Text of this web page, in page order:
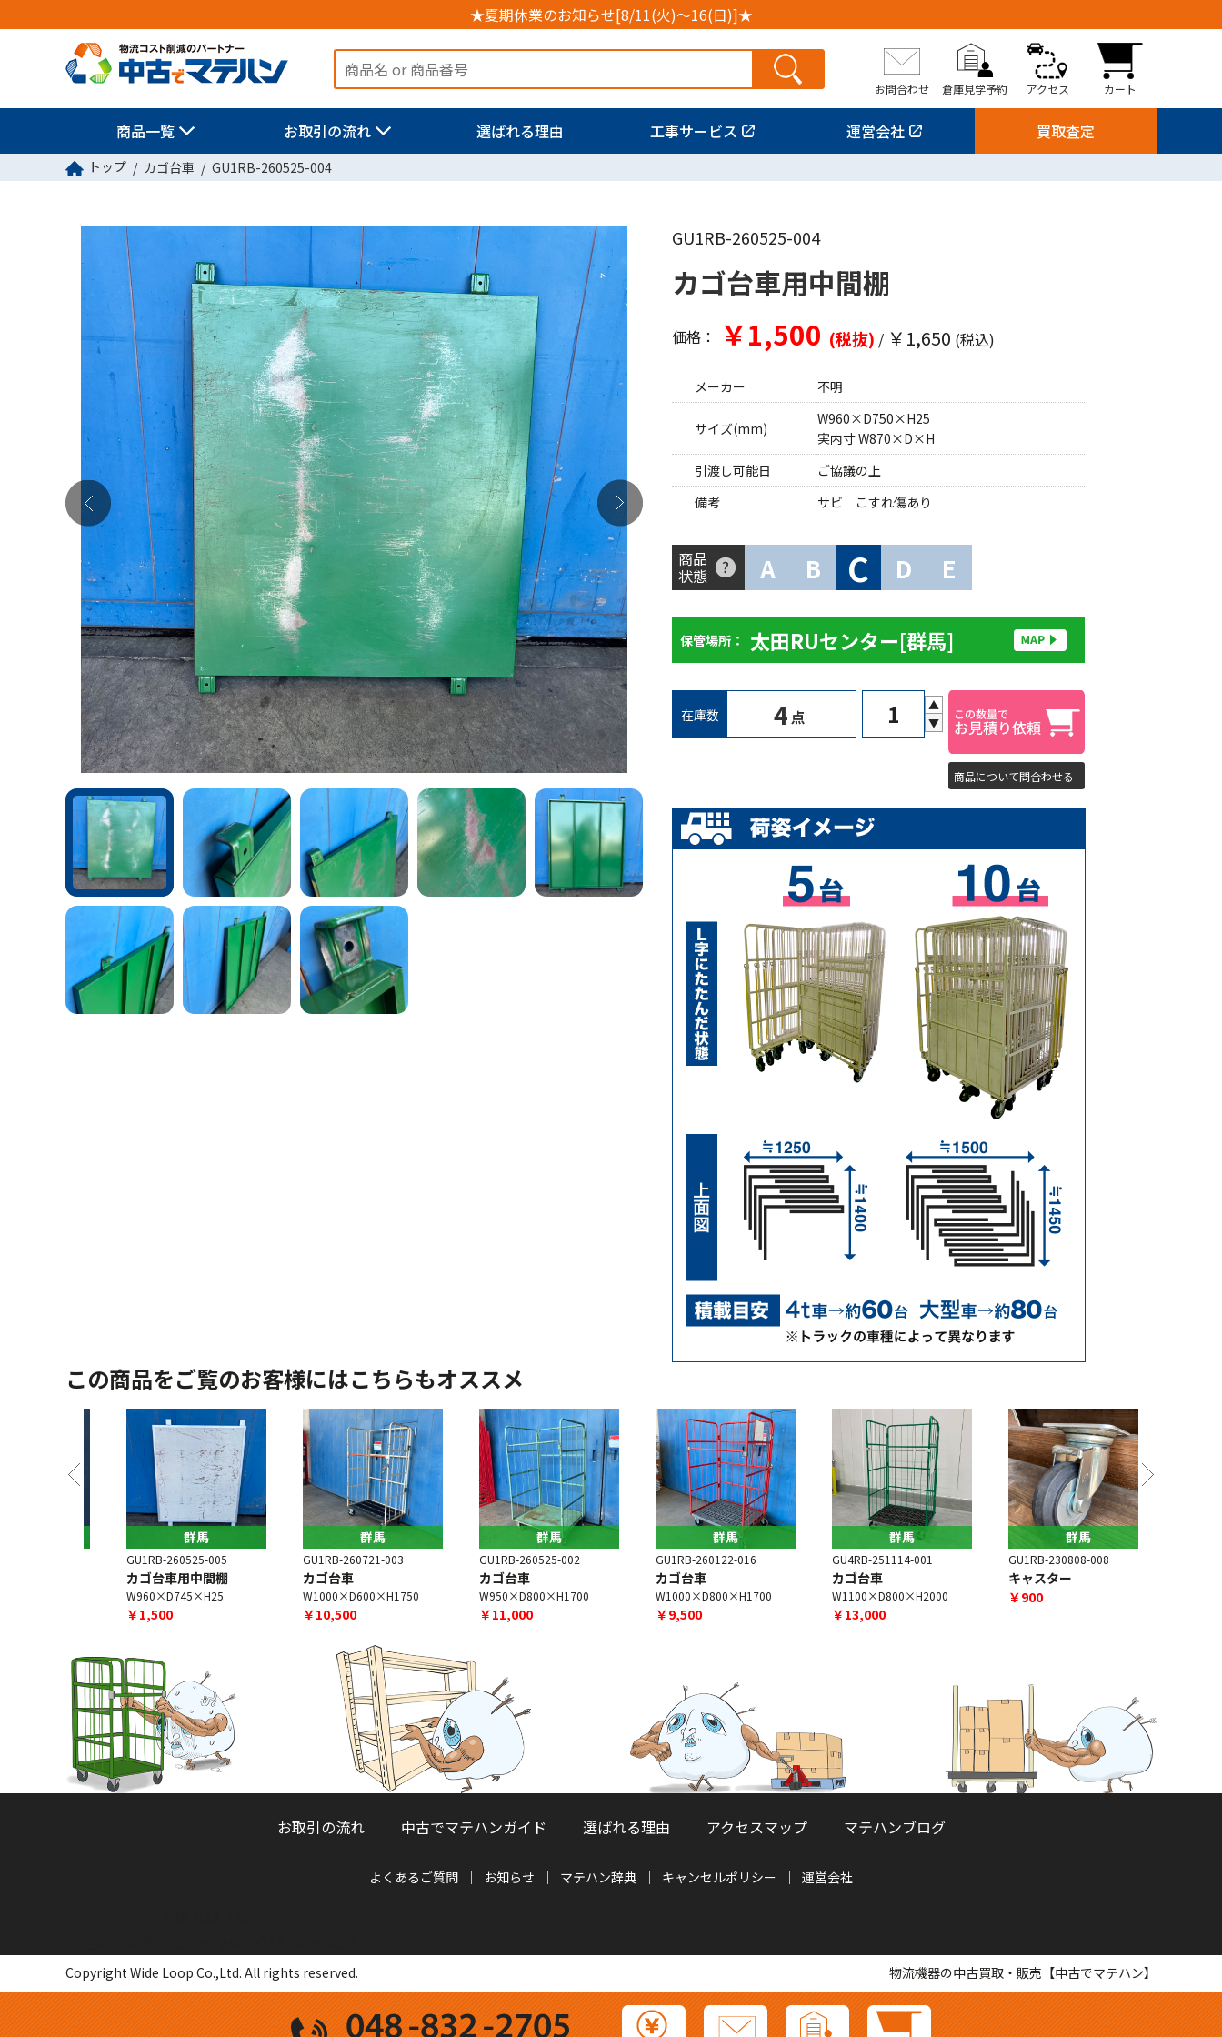
★夏期休業のお知らせ[8/11(火)～16(日)]★
お問合わせ 倉庫見学予約 アクセス カート
商品一覧 お取引の流れ 選ばれる理由 工事サービス 運営会社 買取査定
トップ カゴ台車 GU1RB-260525-004
GU1RB-260525-004
カゴ台車用中間棚
価格： ￥1,500 (税抜) / ￥1,650 (税込)
メーカー 不明
サイズ(mm)
W960×D750×H25
実内寸 W870×D×H
引渡し可能日
ご協議の上
備考
サビ こすれ傷あり
商品
状態 A B C D E
保管場所： 太田RUセンター[群馬]
在庫数 4 点
▲
▼
商品について問合わせる
この商品をご覧のお客様にはこちらもオススメ
群馬
GU1RB-260525-005
カゴ台車用中間棚
W960×D745×H25
￥1,500
群馬
GU1RB-260721-003
カゴ台車
W1000×D600×H1750
￥10,500
群馬
GU1RB-260525-002
カゴ台車
W950×D800×H1700
￥11,000
群馬
GU1RB-260122-016
カゴ台車
W1000×D800×H1700
￥9,500
群馬
GU4RB-251114-001
カゴ台車
W1100×D800×H2000
￥13,000
群馬
GU1RB-230808-008
キャスター
￥900
お取引の流れ 中古でマテハンガイド 選ばれる理由 アクセスマップ マテハンブログ
よくあるご質問 お知らせ マテハン辞典 キャンセルポリシー 運営会社
Copyright Wide Loop Co.,Ltd. All rights reserved. 物流機器の中古買取・販売【中古でマテハン】